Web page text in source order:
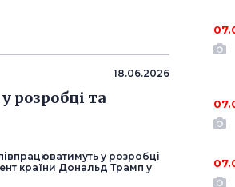
18.06.2026
розробці та
у розробці
країни Дональд Трамп у